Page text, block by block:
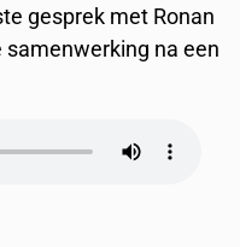
gesprek met Ronan
samenwerking na een